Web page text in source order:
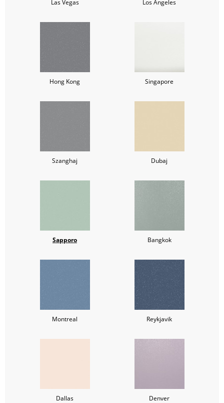
Las Vegas Los Angeles
Hong Kong Singapore
Szanghaj Dubaj
Sapporo Bangkok
Montreal Reykjavik
Dallas Denver